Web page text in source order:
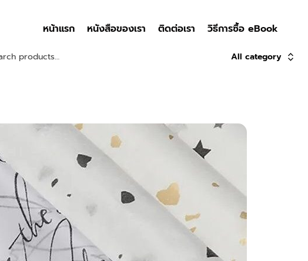
หน้าแรก หนังสือของเรา ติดต่อเรา วิธีการซื้อ eBook
All category